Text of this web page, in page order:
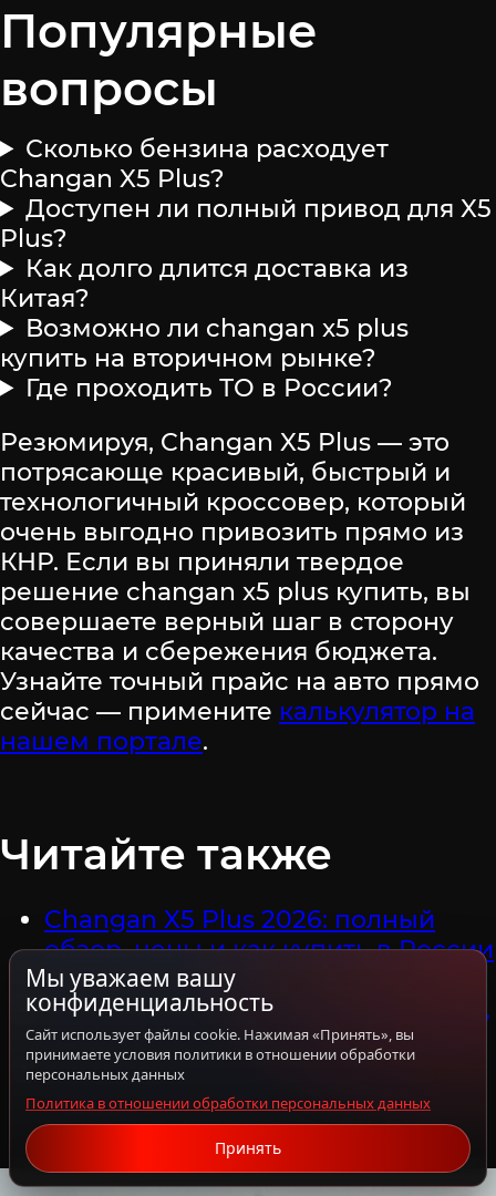
Популярные
вопросы
Сколько бензина расходует
Changan X5 Plus?
Доступен ли полный привод для X5
Plus?
Как долго длится доставка из
Китая?
Возможно ли changan x5 plus
купить на вторичном рынке?
Где проходить ТО в России?
Резюмируя, Changan X5 Plus — это
потрясающе красивый, быстрый и
технологичный кроссовер, который
очень выгодно привозить прямо из
КНР. Если вы приняли твердое
решение changan x5 plus купить, вы
совершаете верный шаг в сторону
качества и сбережения бюджета.
Узнайте точный прайс на авто прямо
сейчас — примените калькулятор на
нашем портале.
Читайте также
Changan X5 Plus 2026: полный
обзор, цены и как купить в России
на 20% дешевле
Changan CS55 Plus из Китая: цены,
характеристики и заказ под ключ
Changan CS75 Plus купить из
Китая: цены, обзор поколений и
доставка
Мы уважаем вашу
конфиденциальность
Сайт использует файлы cookie. Нажимая «Принять», вы
принимаете условия политики в отношении обработки
персональных данных
Политика в отношении обработки персональных данных
Принять